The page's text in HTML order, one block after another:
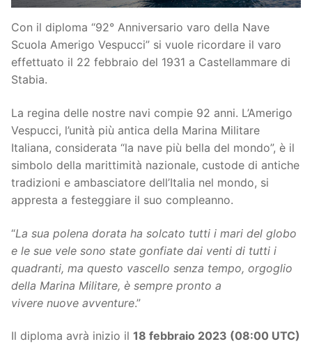
Con il diploma “92° Anniversario varo della Nave
Scuola Amerigo Vespucci” si vuole ricordare il varo
effettuato il 22 febbraio del 1931 a Castellammare di
Stabia.
La regina delle nostre navi compie 92 anni. L’Amerigo
Vespucci, l’unità più antica della Marina Militare
Italiana, considerata “la nave più bella del mondo”, è il
simbolo della marittimità nazionale, custode di antiche
tradizioni e ambasciatore dell’Italia nel mondo, si
appresta a festeggiare il suo compleanno.
“La sua polena dorata ha solcato tutti i mari del globo
e le sue vele sono state gonfiate dai venti di tutti i
quadranti, ma questo vascello senza tempo, orgoglio
della Marina Militare, è sempre pronto a
vivere nuove avventure.”
Il diploma avrà inizio il 18 febbraio 2023 (08:00 UTC)